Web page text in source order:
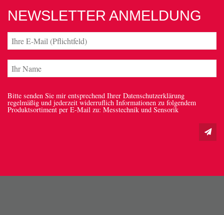
NEWSLETTER ANMELDUNG
Bitte senden Sie mir entsprechend Ihrer Datenschutzerklärung
regelmäßig und jederzeit widerruflich Informationen zu folgendem
Produktsortiment per E-Mail zu: Messtechnik und Sensorik